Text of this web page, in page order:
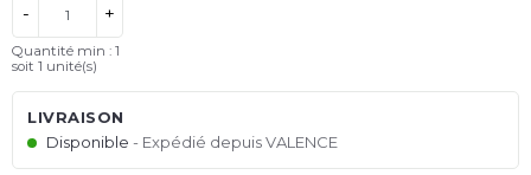
- +
Quantité min : 1
soit 1 unité(s)
LIVRAISON
Disponible
Expédié depuis VALENCE